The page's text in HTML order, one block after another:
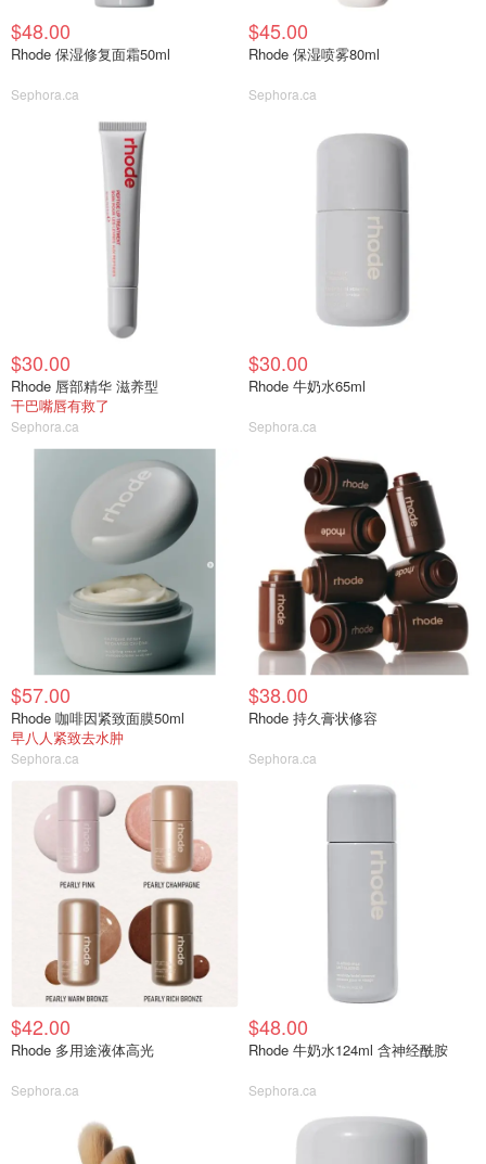
$48.00
Rhode 保湿修复面霜50ml
Sephora.ca
$45.00
Rhode 保湿喷雾80ml
Sephora.ca
$30.00
Rhode 唇部精华 滋养型
干巴嘴唇有救了
Sephora.ca
$30.00
Rhode 牛奶水65ml
Sephora.ca
$57.00
Rhode 咖啡因紧致面膜50ml
早八人紧致去水肿
Sephora.ca
$38.00
Rhode 持久膏状修容
Sephora.ca
$42.00
Rhode 多用途液体高光
Sephora.ca
$48.00
Rhode 牛奶水124ml 含神经酰胺
Sephora.ca